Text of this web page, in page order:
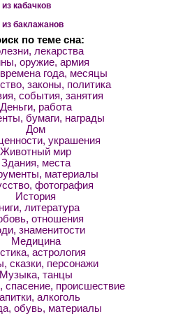
кабачков
баклажанов
по теме сна:
лекарства
оружие, армия
года, месяцы
законы, политика
события, занятия
Деньги, работа
бумаги, награды
Дом
украшения
Животный мир
Здания, места
материалы
фотография
История
литература
отношения
знаменитости
Медицина
астрология
сказки, персонажи
Музыка, танцы
спасение, происшествие
алкоголь
обувь, материалы